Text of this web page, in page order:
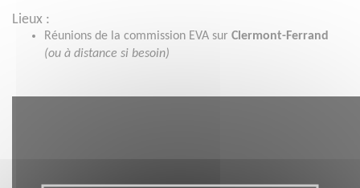
Lieux :
Réunions de la commission EVA sur Clermont-Ferrand
(ou à distance si besoin)